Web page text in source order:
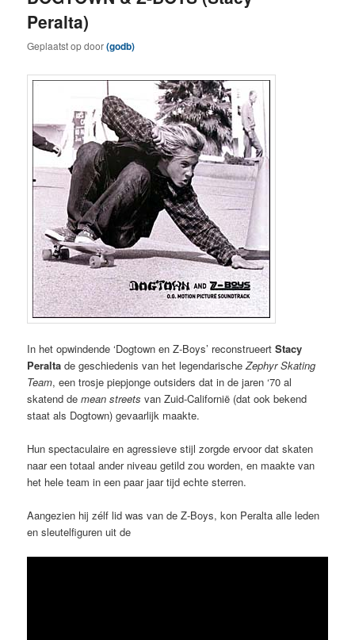
Peralta)
Geplaatst opdoor(godb)
In het opwindende ‘Dogtown en Z-Boys’ reconstrueertStacy
Peralta de geschiedenis van het legendarischeZephyr Skating
Team, een trosje piepjonge outsiders dat in de jaren ‘70 al
skatend demean streets van Zuid-Californië (dat ook bekend
staat als Dogtown) gevaarlijk maakte.
Hun spectaculaire en agressieve stijl zorgde ervoor dat skaten
naar een totaal ander niveau getild zou worden, en maakte van
het hele team in een paar jaar tijd echte sterren.
Aangezien hij zélf lid was van de Z-Boys, kon Peralta alle leden
en sleutelfiguren uit de